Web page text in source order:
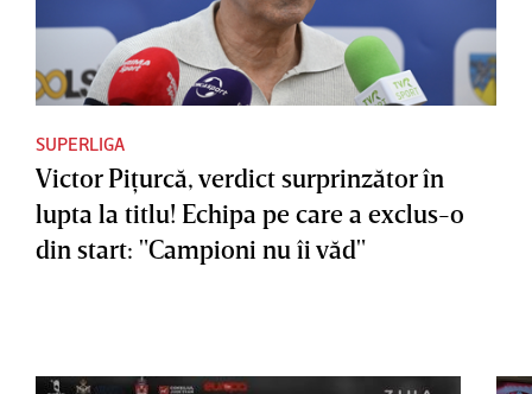
SUPERLIGA
Victor Piţurcă, verdict surprinzător în
lupta la titlu! Echipa pe care a exclus-o
din start: "Campioni nu îi văd"